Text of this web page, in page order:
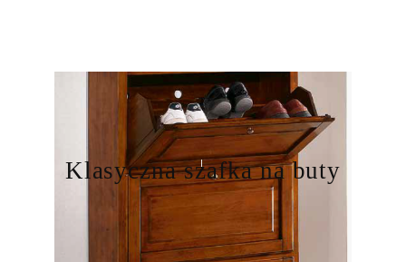
Klasyczna szafka na buty